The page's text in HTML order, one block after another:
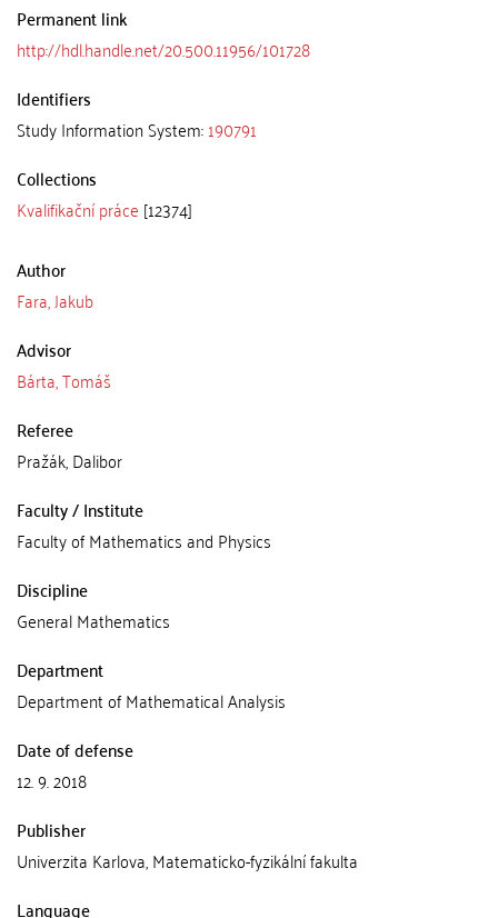
Permanent link
http://hdl.handle.net/20.500.11956/101728
Identifiers
Study Information System:190791
Collections
Kvalifikační práce [12374]
Author
Fara, Jakub
Advisor
Bárta, Tomáš
Referee
Pražák, Dalibor
Faculty / Institute
Faculty of Mathematics and Physics
Discipline
General Mathematics
Department
Department of Mathematical Analysis
Date of defense
12. 9. 2018
Publisher
Univerzita Karlova, Matematicko-fyzikální fakulta
Language